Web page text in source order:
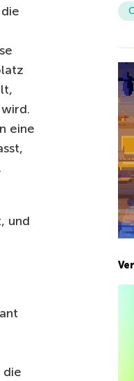
eine
und
die